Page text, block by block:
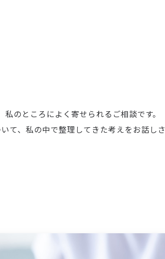
のところによく寄せられるご相談です。
て、私の中で整理してきた考えをお話しさ